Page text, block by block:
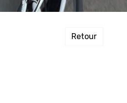
Retour